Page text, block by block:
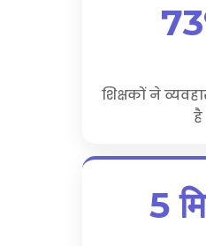
शिक्षकों ने
है
5